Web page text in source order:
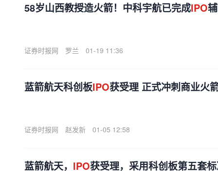
58岁山西教授造火箭！中科宇航已完成IPO
证券时报网 罗兰 01-19 11:36
蓝箭航天科创板IPO获受理 正式冲刺商业火
证券时报网 赵发新 01-05 12:58
蓝箭航天， IPO获受理，采用科创板第五套